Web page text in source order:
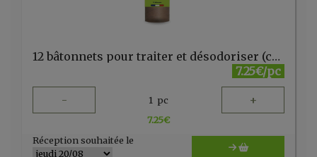
12 bâtonnets pour traiter et désodoriser (canalisations/siphons) ARCY VERT
7.25€/pc
- 1 pc +
7.25€
Réception souhaitée le